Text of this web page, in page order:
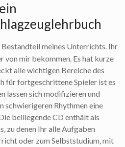
meines Unterrichts. Ihr
von mir bekommen. Es hat kurze
alle wichtigen Bereiche des
für fortgeschrittene Spieler ist es
lassen sich modifizieren und
schwierigeren Rhythmen eine
beiliegende CD enthält als
zu denen Ihr alle Aufgaben
oder zum Selbststudium, mit